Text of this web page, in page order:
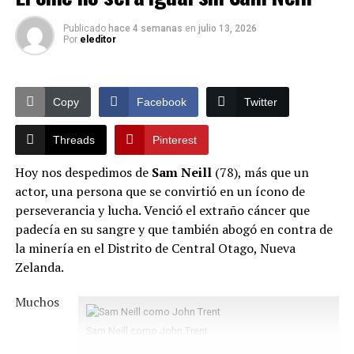
China, el nombre de Maní Clasiquero está sonando en
lasredes socialesy en la mente de los fans del fútbol y
el maní.
Recuerda usar el hashtag#golcomidoen redes sociales,
los que lo usen participarán automáticamente en
concursos, sorpresas y activaciones de Maní Clasiquero,
el auspiciante oficial de los goles comidos.
Facebook Comments Box
Copy Facebook Twitter
Threads
TEMAS RELACIONADOS:
FÚTBOL GOL MANÍ
MUNDIAL
REDES SOCIALES
Publicado hace 4 semanas en julio 13, 2026
Por eleditor
Copy Facebook Twitter
Threads Pinterest
Hoy nos despedimos deSam Neill(78), más que un
actor, una persona que se convirtió en un ícono de
perseverancia y lucha. Venció el extraño cáncer que
padecía en su sangre y que también abogó en contra de
la minería en el Distrito de Central Otago, Nueva
Zelanda.
Sam Neill como John Trent
Muchos